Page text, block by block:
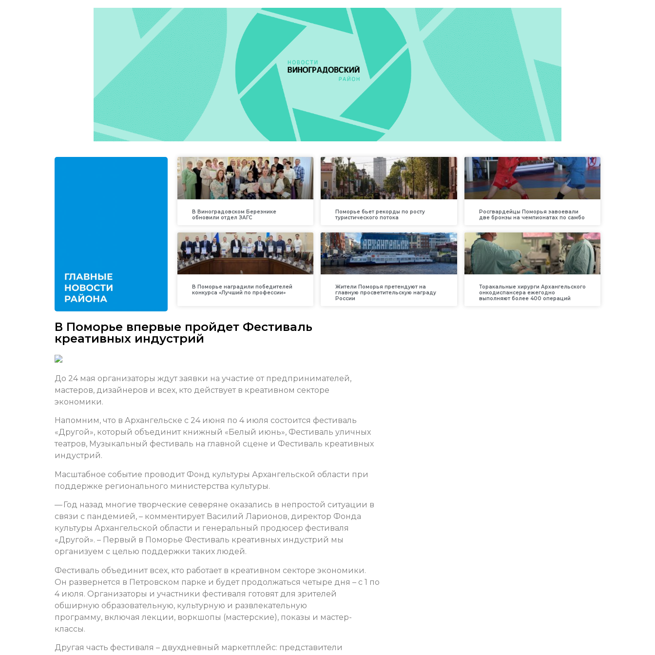
В Виноградовском Березнике
обновили отдел ЗАГС
Поморье бьет рекорды по росту
туристического потока
Росгвардейцы Поморья завоевали
две бронзы на чемпионатах по самбо
В Поморье наградили победителей
конкурса «Лучший по профессии»
Жители Поморья претендуют на
главную просветительскую награду
России
Торакальные хирурги Архангельского
онкодиспансера ежегодно
выполняют более 400 операций
В Поморье впервые пройдет Фестиваль
креативных индустрий
До 24 мая организаторы ждут заявки на участие от предпринимателей,
мастеров, дизайнеров и всех, кто действует в креативном секторе
экономики.
Напомним, что в Архангельске с 24 июня по 4 июля состоится фестиваль
«Другой», который объединит книжный «Белый июнь», Фестиваль уличных
театров, Музыкальный фестиваль на главной сцене и Фестиваль креативных
индустрий.
Масштабное событие проводит Фонд культуры Архангельской области при
поддержке регионального министерства культуры.
— Год назад многие творческие северяне оказались в непростой ситуации в
связи с пандемией, – комментирует Василий Ларионов, директор Фонда
культуры Архангельской области и генеральный продюсер фестиваля
«Другой». – Первый в Поморье Фестиваль креативных индустрий мы
организуем с целью поддержки таких людей.
Фестиваль объединит всех, кто работает в креативном секторе экономики.
Он развернется в Петровском парке и будет продолжаться четыре дня – с 1 по
4 июля. Организаторы и участники фестиваля готовят для зрителей
обширную образовательную, культурную и развлекательную
программу, включая лекции, воркшопы (мастерские), показы и мастер-
классы.
Другая часть фестиваля – двухдневный маркетплейс: представители